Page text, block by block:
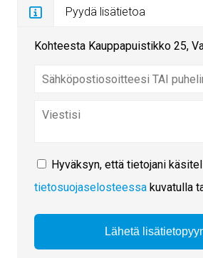
Pyydä lisätietoa
Kohteesta Kauppapuistikko 25,
Hyväksyn, että tietojani
tietosuojaselosteessa kuvatulla